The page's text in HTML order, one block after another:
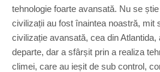
tehnologie foarte avansată. Nu se
civilizații au fost înaintea noastră, mit
civilizație avansată, cea din Atlantida,
departe, dar a sfârșit prin a realiza
climei, care au ieșit de sub control,